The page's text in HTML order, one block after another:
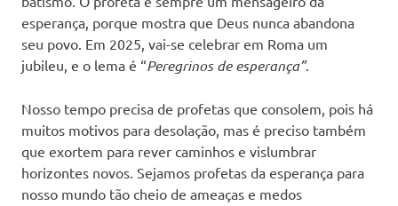
esperança, porque mostra que Deus nunca abandona
seu povo. Em 2025, vai-se celebrar em Roma um
jubileu, e o lema é “Peregrinos de esperança”.
Nosso tempo precisa de profetas que consolem, pois há
muitos motivos para desolação, mas é preciso também
que exortem para rever caminhos e vislumbrar
horizontes novos. Sejamos profetas da esperança para
nosso mundo tão cheio de ameaças e medos